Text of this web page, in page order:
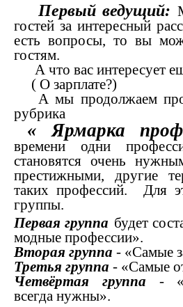
Первый ведущий:
гостей за интересный
есть вопросы, то вы
гостям.
А что вас интересует
( О зарплате?)
А мы продолжаем
рубрика
« Ярмарка
времени одни
становятся очень
престижными, другие
таких профессий. Для
группы.
Первая группа будет
модные профессии».
Вторая группа - «Самые
Третья группа - «Самые
Четвёртая группа -
всегда нужны».